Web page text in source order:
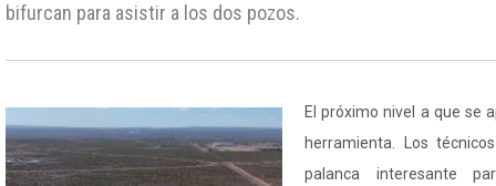
bifurcan para asistir a los dos pozos.
El próximo nivel a que se
herramienta. Los
palanca interesante